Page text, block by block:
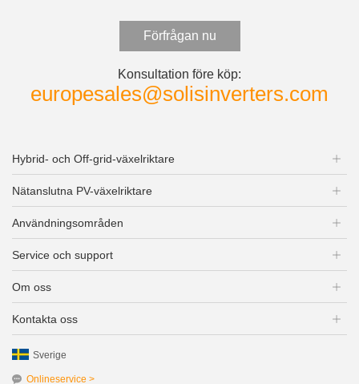
Förfrågan nu
Konsultation före köp:
europesales@solisinverters.com
Hybrid- och Off-grid-växelriktare
Nätanslutna PV-växelriktare
Användningsområden
Service och support
Om oss
Kontakta oss
Sverige
Onlineservice >